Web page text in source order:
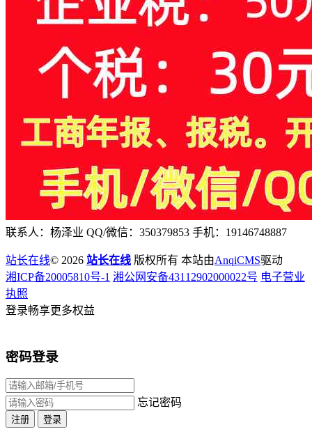
联系人：杨泽业 QQ/微信：350379853 手机：19146748887
站长在线© 2026 站长在线 版权所有 本站由AnqiCMS驱动
湘ICP备20005810号-1 湘公网安备43112902000022号 电子营业
执照
登录畅享更多权益
密码登录
忘记密码
注册 登录